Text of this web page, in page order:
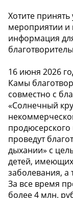
Хотите
мероприятии и
информация
16 июня 2026
Камы
совместно с
«Солнечный
продюсерского
проведут
дыхании» с
детей,
заболевания, а
За все время
более 4 млн.